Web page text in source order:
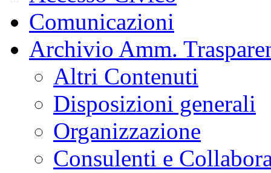
Comunicazioni
Archivio Amm.
Altri Contenuti
Disposizioni generali
Organizzazione
Consulenti e